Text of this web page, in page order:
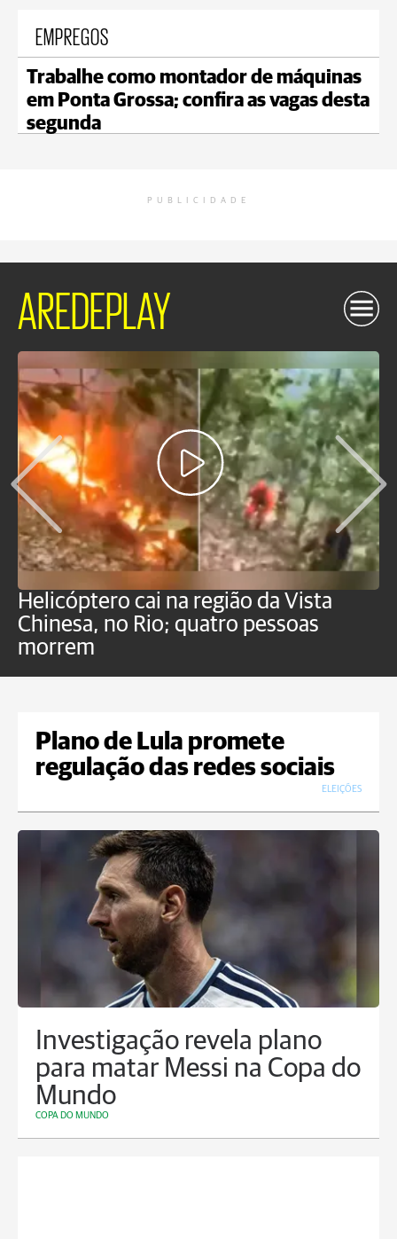
EMPREGOS
Trabalhe como montador de máquinas
em Ponta Grossa; confira as vagas desta
segunda
PUBLICIDADE
AREDEPLAY
Helicóptero cai na região da Vista
Chinesa, no Rio; quatro pessoas
morrem
Plano de Lula promete
regulação das redes sociais
ELEIÇÕES
Investigação revela plano
para matar Messi na Copa do
Mundo
COPA DO MUNDO